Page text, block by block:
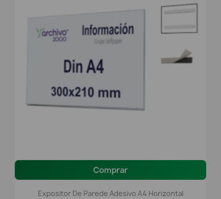
Comprar
Expositor De Parede Adesivo A4 Horizontal